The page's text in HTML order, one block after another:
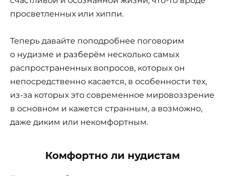
просветленных или хиппи.
Теперь давайте поподробнее поговорим
о нудизме и разберём несколько самых
распространенных вопросов, которых он
непосредственно касается, в особенности тех,
из-за которых это современное мировоззрение
в основном и кажется странным, а возможно,
даже диким или некомфортным.
Комфортно ли нудистам